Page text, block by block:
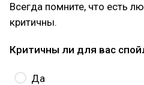
Всегда помните, что есть
критичны.
Критичны ли для вас
Да